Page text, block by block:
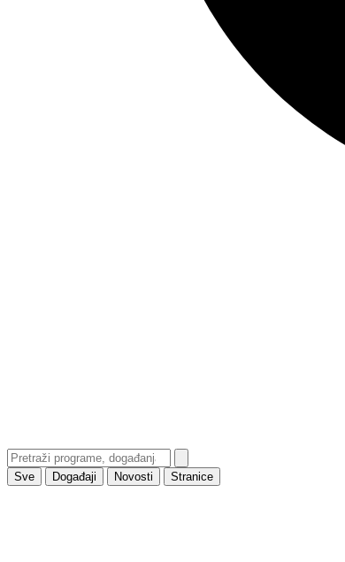
Sve Događaji Novosti Stranice